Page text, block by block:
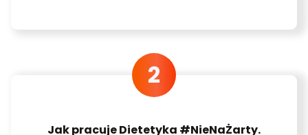
Jak pracuje Dietetyka #NieNaŻarty.